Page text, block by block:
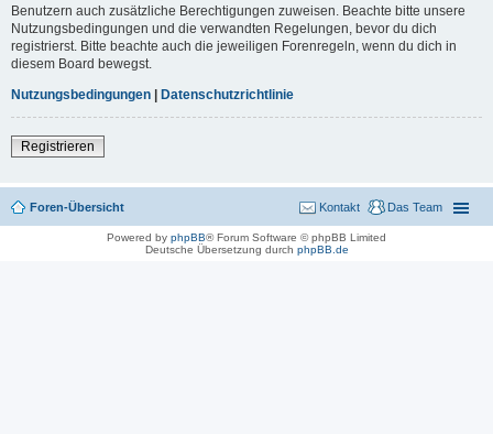
Benutzern auch zusätzliche Berechtigungen zuweisen. Beachte bitte unsere
Nutzungsbedingungen und die verwandten Regelungen, bevor du dich
registrierst. Bitte beachte auch die jeweiligen Forenregeln, wenn du dich in
diesem Board bewegst.
Nutzungsbedingungen | Datenschutzrichtlinie
Registrieren
Foren-Übersicht Das Team
Kontakt
Powered by phpBB® Forum Software © phpBB Limited
Deutsche Übersetzung durch phpBB.de